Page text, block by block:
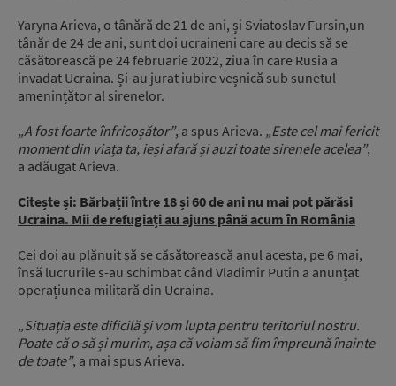
Yaryna Arieva, o tânără de 21 de ani, și Sviatoslav Fursin,un
tânăr de 24 de ani, sunt doi ucraineni care au decis să se
căsătorească pe 24 februarie 2022, ziua în care Rusia a
invadat Ucraina. Și-au jurat iubire veșnică sub sunetul
amenințător al sirenelor.
„A fost foarte înfricoșător”, a spus Arieva. „Este cel mai fericit
moment din viața ta, ieși afară și auzi toate sirenele acelea”,
a adăugat Arieva.
Citește și: Bărbații între 18 și 60 de ani nu mai pot părăsi
Ucraina. Mii de refugiați au ajuns până acum în România
Cei doi au plănuit să se căsătorească anul acesta, pe 6 mai,
însă lucrurile s-au schimbat când Vladimir Putin a anunțat
operațiunea militară din Ucraina.
„Situația este dificilă și vom lupta pentru teritoriul nostru.
Poate că o să și murim, așa că voiam să fim împreună înainte
de toate”, a mai spus Arieva.